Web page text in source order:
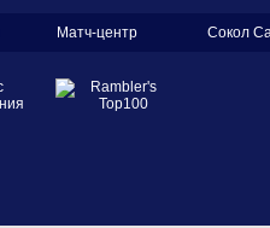
Матч-центр Сокол